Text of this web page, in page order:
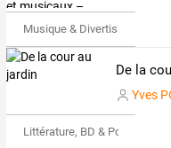
Musique & Divertissements
De la
Yves
Littérature, BD & Poésie